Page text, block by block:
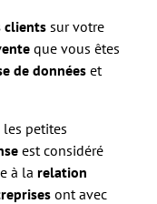
clients sur votre
que vous êtes
de donnéeset
les petites
est considéré
à la relation
ont avec